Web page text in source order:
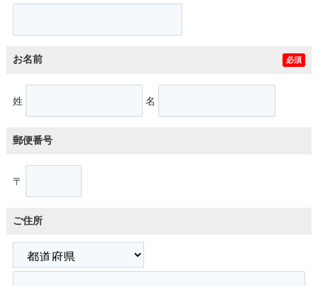
お名前 必須
姓 名
郵便番号
〒
ご住所